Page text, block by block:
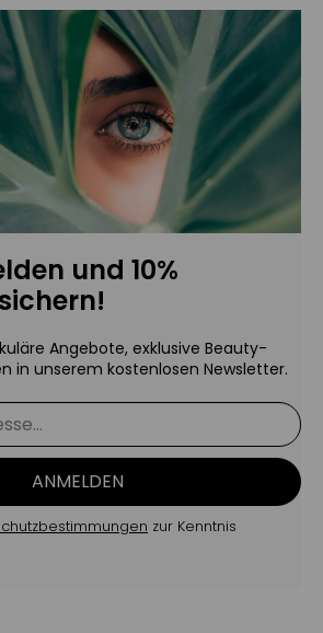
und 10%
Angebote, exklusive Beauty-
in unserem kostenlosen Newsletter.
ANMELDEN
zur Kenntnis